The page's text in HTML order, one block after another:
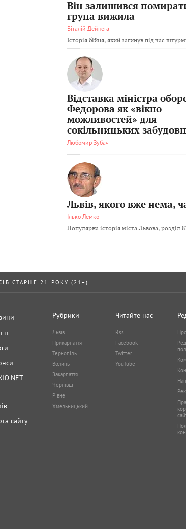
Він залишився
група вижила
Віталій Дейнега
Історія бійця, який загинув під час
Відставка міністра
Федорова як «вікно
можливостей» для
сокільницьких
Любомир Зубач
Львів, якого вже нема,
Ілько Лемко
Популярна історія міста Львова, розділ
СТАРШЕ 21 РОКУ (21+)
сайту
Рубрики
Львів
Прикарпаття
Тернопіль
Волинь
Закарпаття
Чернівці
Рівне
Хмельницький
Читайте нас
Rss
Facebook
Twitter
YouTube